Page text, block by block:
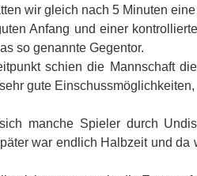
wir gleich nach 5 Minuten
Anfang und einer
so genannte Gegentor.
schien die Mannschaft
gute
manche Spieler durch
war endlich Halbzeit und